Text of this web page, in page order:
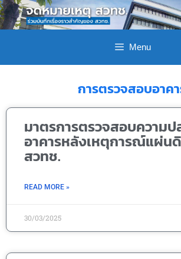
Menu
การตรวจสอบอาค
มาตรการตรวจสอบความ
อาคารหลังเหตุการณ์แผ่น
สวทช.
READ MORE »
30/03/2025